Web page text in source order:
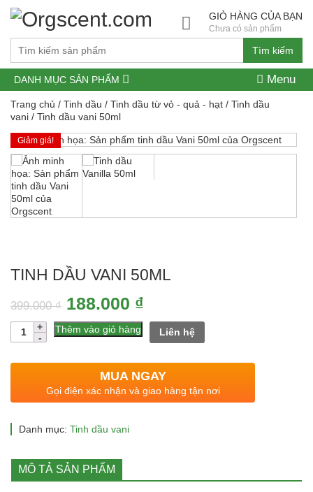
Tìm kiếm
GIỎ HÀNG CỦA BẠN
Chưa có sản phẩm
DANH MỤC SẢN PHẨM Menu
Trang chủ / Tinh dầu / Tinh dầu từ vỏ - quả - hạt / Tinh dầu
vani / Tinh dầu vani 50ml
Giảm giá!
TINH DẦU VANI 50ML
399.000₫ Giá
gốc
399.000 ₫.
188.000 ₫
hiện
tại
là:
188.000 ₫.
Số
lượng
Thêm vào giỏ hàng Liên hệ
MUA NGAY
Gọi điện xác nhận và giao hàng tận nơi
Danh mục: Tinh dầu vani
MÔ TẢ SẢN PHẨM